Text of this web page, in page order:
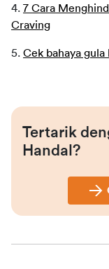
4. 7 Cara
Craving
5. Cek bahaya gula
Tertarik
Handal?